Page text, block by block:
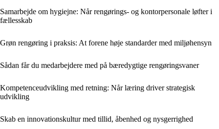
Samarbejde om hygiejne: Når rengørings- og kontorpersonale løfter i
fællesskab
Grøn rengøring i praksis: At forene høje standarder med miljøhensyn
Sådan får du medarbejdere med på bæredygtige rengøringsvaner
Kompetenceudvikling med retning: Når læring driver strategisk
udvikling
Skab en innovationskultur med tillid, åbenhed og nysgerrighed